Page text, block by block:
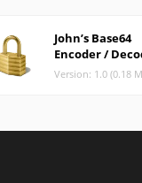
John’s Base64
Encoder /
Version: 1.0 (0.18